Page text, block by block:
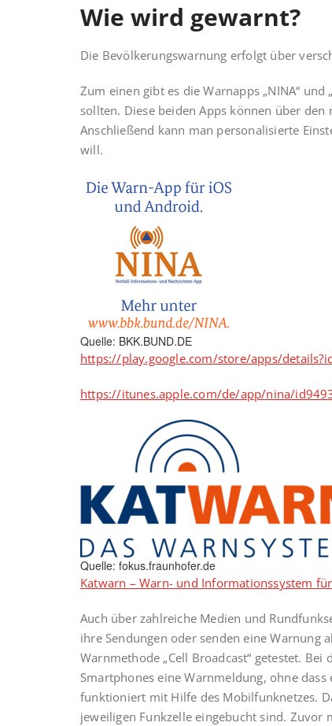
Wie wird gewarnt?
Die Bevölkerungswarnung erfolgt über
Zum einen gibt es die Warnapps „NINA“ und
sollten. Diese beiden Apps können über
Anschließend kann man personalisierte
will.
Quelle: BKK.BUND.DE
https://play.google.com/store/apps/
https://itunes.apple.com/de/app/nina/
Quelle: fokus.fraunhofer.de
Katwarn – Warn- und Informationssystem
Auch über zahlreiche Medien und
ihre Sendungen oder senden eine Warnung
Warnmethode „Cell Broadcast“ getestet.
Smartphones eine Warnmeldung, ohne
funktioniert mit Hilfe des Mobil­funknetzes.
jeweiligen Funkzelle eingebucht sind. Zuvor